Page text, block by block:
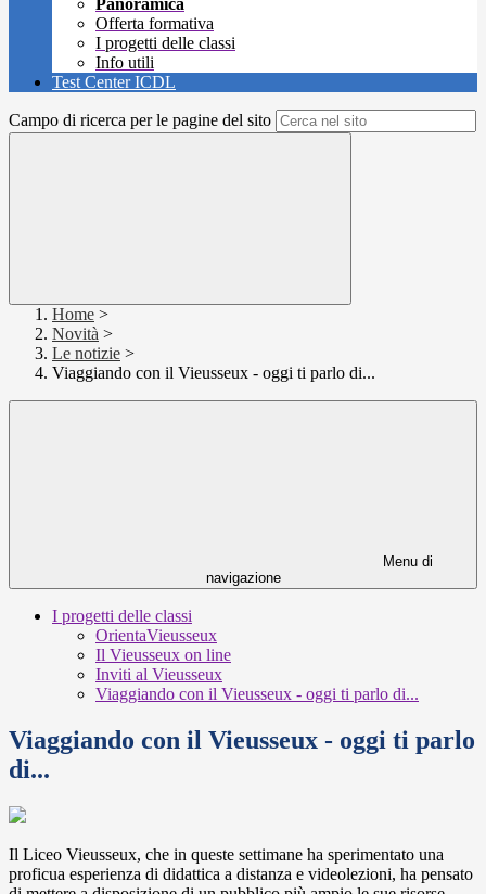
Panoramica
Offerta formativa
I progetti delle classi
Info utili
Test Center ICDL
Campo di ricerca per le pagine del sito
Home >
Novità >
Le notizie >
Viaggiando con il Vieusseux - oggi ti parlo di...
Menu di
navigazione
I progetti delle classi
OrientaVieusseux
Il Vieusseux on line
Inviti al Vieusseux
Viaggiando con il Vieusseux - oggi ti parlo di...
Viaggiando con il Vieusseux - oggi ti parlo
di...
Il Liceo Vieusseux, che in queste settimane ha sperimentato una
proficua esperienza di didattica a distanza e videolezioni, ha pensato